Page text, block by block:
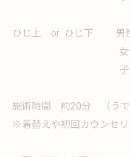
ひじ上 or ひじ下 男性
女性￥
子供￥
施術時間 約20分 （うで
※着替えや初回カウンセ